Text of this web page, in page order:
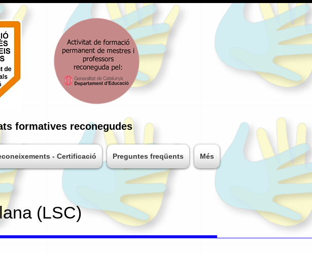
formatives reconegudes
- Certificació Preguntes freqüents Més
(LSC)